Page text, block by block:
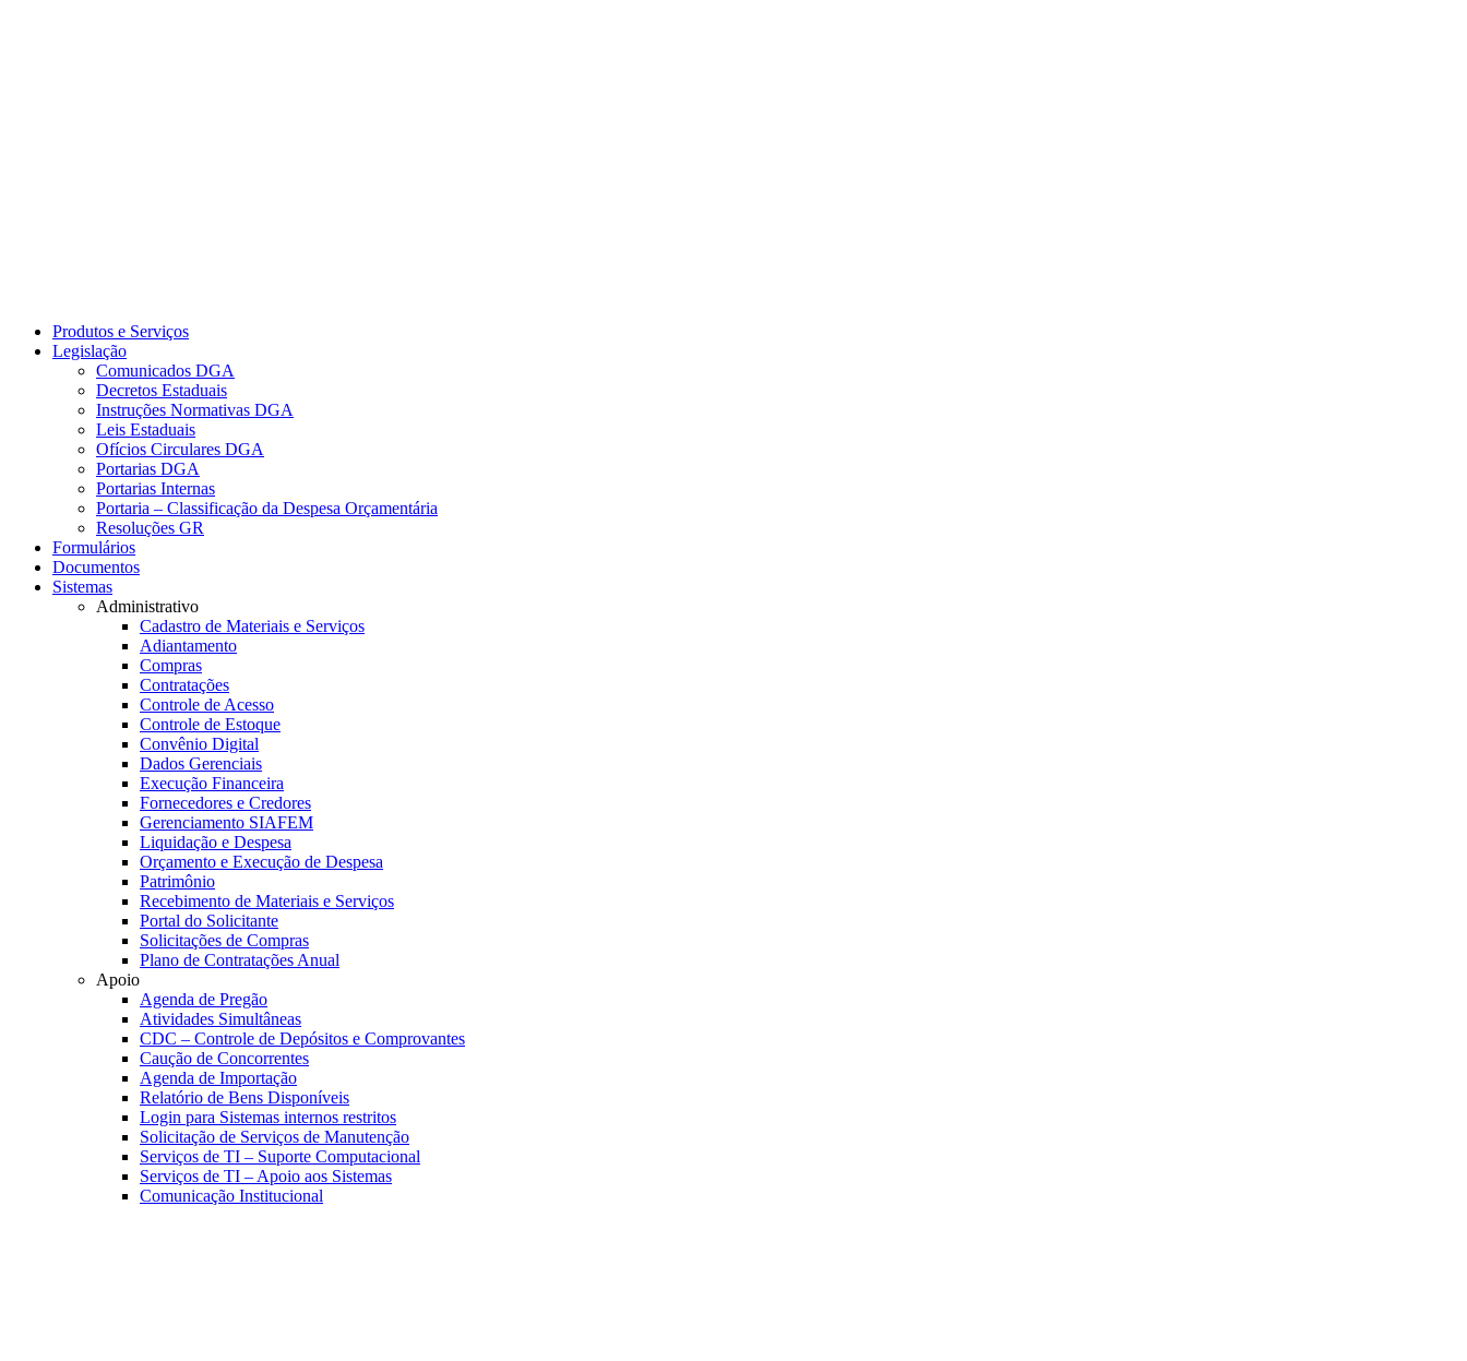
Produtos e Serviços
Legislação
Comunicados DGA
Decretos Estaduais
Instruções Normativas DGA
Leis Estaduais
Ofícios Circulares DGA
Portarias DGA
Portarias Internas
Portaria – Classificação da Despesa Orçamentária
Resoluções GR
Formulários
Documentos
Sistemas
Administrativo
Cadastro de Materiais e Serviços
Adiantamento
Compras
Contratações
Controle de Acesso
Controle de Estoque
Convênio Digital
Dados Gerenciais
Execução Financeira
Fornecedores e Credores
Gerenciamento SIAFEM
Liquidação e Despesa
Orçamento e Execução de Despesa
Patrimônio
Recebimento de Materiais e Serviços
Portal do Solicitante
Solicitações de Compras
Plano de Contratações Anual
Apoio
Agenda de Pregão
Atividades Simultâneas
CDC – Controle de Depósitos e Comprovantes
Caução de Concorrentes
Agenda de Importação
Relatório de Bens Disponíveis
Login para Sistemas internos restritos
Solicitação de Serviços de Manutenção
Serviços de TI – Suporte Computacional
Serviços de TI – Apoio aos Sistemas
Comunicação Institucional